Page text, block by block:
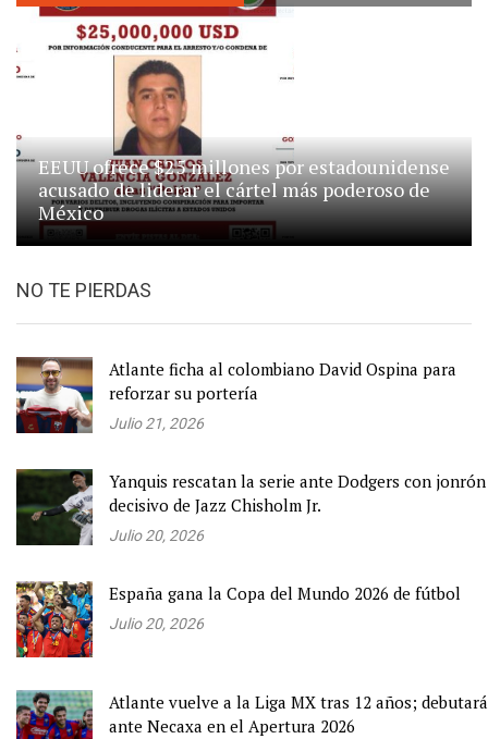
EEUU ofrece $25 millones por estadounidense
acusado de liderar el cártel más poderoso de
México
NO TE PIERDAS
Atlante ficha al colombiano David Ospina para
reforzar su portería
Julio 21, 2026
Yanquis rescatan la serie ante Dodgers con jonrón
decisivo de Jazz Chisholm Jr.
Julio 20, 2026
España gana la Copa del Mundo 2026 de fútbol
Julio 20, 2026
Atlante vuelve a la Liga MX tras 12 años; debutará
ante Necaxa en el Apertura 2026